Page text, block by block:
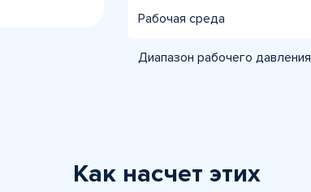
Рабочая среда
Диапазон рабочего давления
Как насчет этих